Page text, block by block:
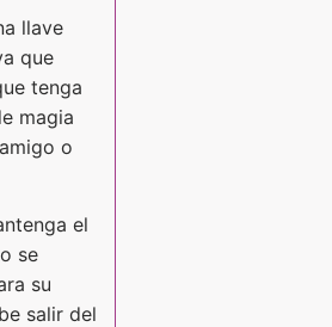
llave
que
tenga
magia
o
el
se
su
salir del